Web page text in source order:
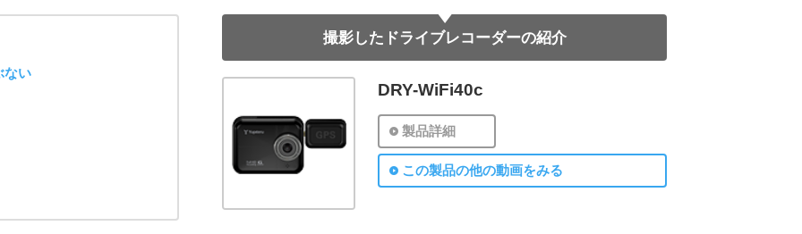
ない
撮影したドライブレコーダーの紹介
DRY-WiFi40c
製品詳細
この製品の他の動画をみる